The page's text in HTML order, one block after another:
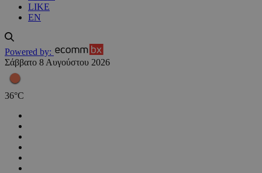
LIKE
EN
Powered by:
Σάββατο 8 Αυγούστου 2026
36°C